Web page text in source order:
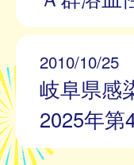
2010/10/25
岐阜県感
2025年第